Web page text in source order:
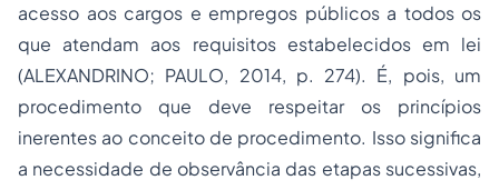
acesso aos cargos e empregos públicos a todos os
que atendam aos requisitos estabelecidos em lei
(ALEXANDRINO; PAULO, 2014, p. 274). É, pois, um
procedimento que deve respeitar os princípios
inerentes ao conceito de procedimento. Isso significa
a necessidade de observância das etapas sucessivas,